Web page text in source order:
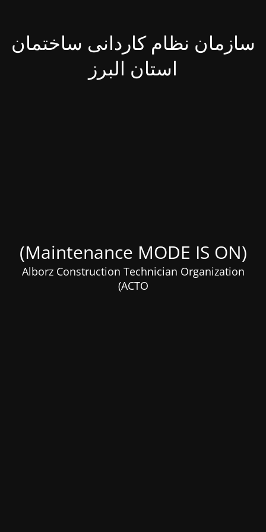
سازمان نظام کاردانی ساختمان
استان البرز
(Maintenance MODE IS ON)
Alborz Construction Technician Organization
(ACTO